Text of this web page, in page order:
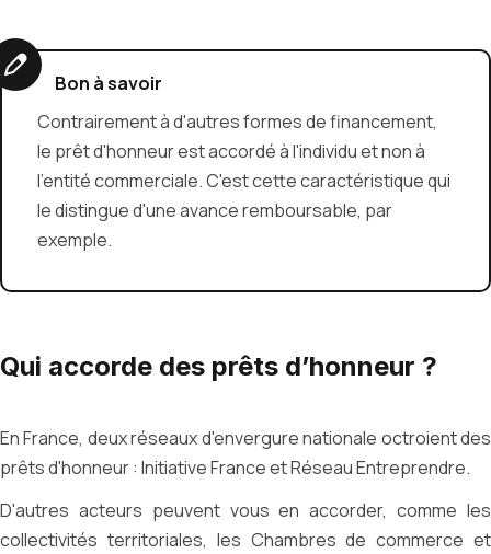
Bon à savoir
Contrairement à d'autres formes de financement,
le prêt d'honneur est accordé à l'individu et non à
l'entité commerciale. C'est cette caractéristique qui
le distingue d'une avance remboursable, par
exemple.
Qui accorde des prêts d’honneur ?
En France, deux réseaux d'envergure nationale octroient des
prêts d'honneur : Initiative France etRéseau Entreprendre.
D'autres acteurs peuvent vous en accorder, comme les
collectivités territoriales, les Chambres de commerce et